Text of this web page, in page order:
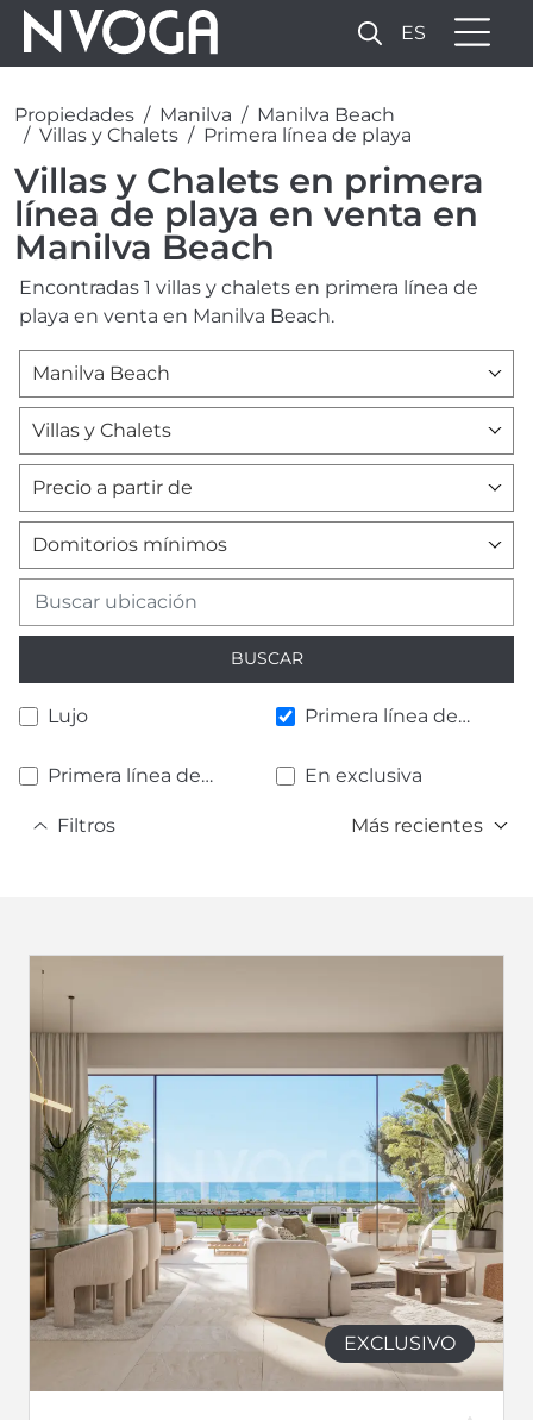
ES
Propiedades Manilva
Manilva Beach
Villas y Chalets
Primera línea de playa
Villas y Chalets en primera
línea de playa en venta en
Manilva Beach
Encontradas 1 villas y chalets en primera línea de
playa en venta en Manilva Beach.
Manilva Beach
Villas y Chalets
Precio a partir de
Domitorios mínimos
BUSCAR
Lujo
Primera línea de
Primera línea de
En exclusiva
Filtros Más recientes
EXCLUSIVO